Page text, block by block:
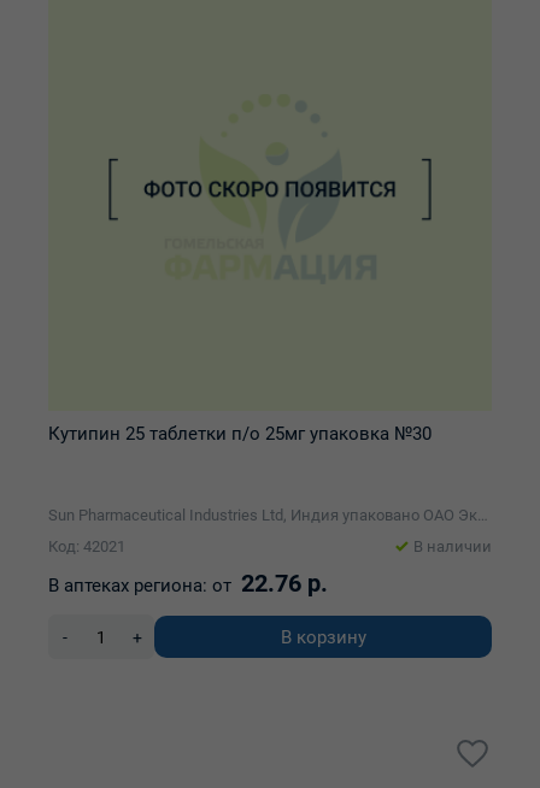
Кутипин 25 таблетки п/о 25мг упаковка №30
Sun Pharmaceutical Industries Ltd, Индия упаковано ОАО Экзон
Код: 42021
В наличии
В аптеках региона: от 22.76 р.
- + В корзину